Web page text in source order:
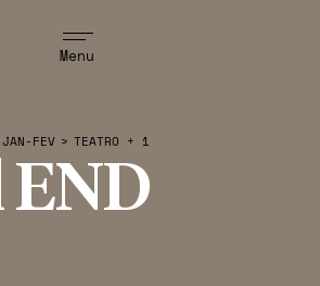
Menu
END
JAN-FEV > TEATRO + 1